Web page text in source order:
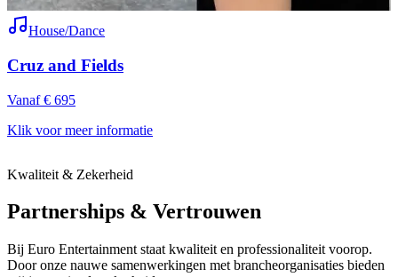
House/Dance
Cruz and Fields
Vanaf € 695
Klik voor meer informatie
Kwaliteit & Zekerheid
Partnerships & Vertrouwen
Bij Euro Entertainment staat kwaliteit en professionaliteit voorop.
Door onze nauwe samenwerkingen met brancheorganisaties bieden